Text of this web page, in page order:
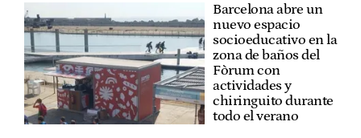
Barcelona abre un
nuevo espacio
socioeducativo en la
zona de baños del
Fòrum con
actividades y
chiringuito durante
todo el verano